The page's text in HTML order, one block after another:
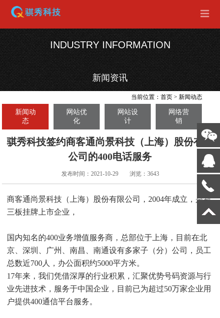
INDUSTRY INFORMATION
新闻资讯
当前位置：首页 >新闻动态
新闻动
态
网站优
化
网站设
计
网络营
销
骐秀科技签约商客通尚景科技（上海）股份有限
公司的400电话服务
发布时间：2021-10-29 浏览：3643
商客通尚景科技（上海）股份有限公司，2004年成立，是新
三板挂牌上市企业，
国内知名的400业务增值服务商，总部位于上海，目前在北
京、深圳、广州、南昌、南通设有多家子（分）公司，员工
总数近700人，办公面积约5000平方米。
17年来，我们凭借深厚的行业积累，汇聚优势号码资源与行
业先进技术，服务于中国企业，目前已为超过50万家企业用
户提供400通信平台服务。